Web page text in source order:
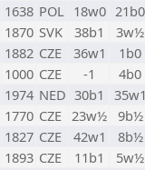
1638 POL 18w0 21b0
1870 SVK 38b1
3w½
1882 CZE 36w1
1b0
1000 CZE -1
4b0
1974 NED 30b1
1770 CZE 23w½ 9b½
1827 CZE 42w1
8b½
1893 CZE 11b1
5w½